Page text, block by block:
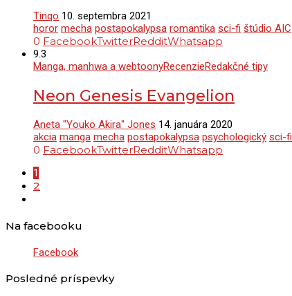
Tinqo 10. septembra 2021
horor mecha postapokalypsa romantika sci-fi štúdio AIC
0 FacebookTwitterRedditWhatsapp
9.3
Manga, manhwa a webtoonyRecenzieRedakčné tipy
Neon Genesis Evangelion
Aneta "Youko Akira" Jones 14. januára 2020
akcia manga mecha postapokalypsa psychologický sci-fi
0 FacebookTwitterRedditWhatsapp
1
2
Na facebooku
Facebook
Posledné príspevky